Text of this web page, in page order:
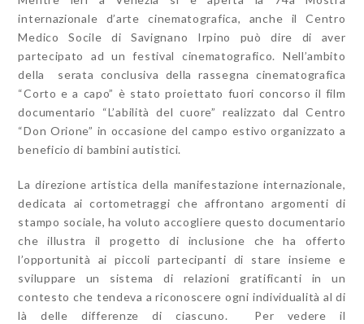
internazionale d’arte cinematografica, anche il Centro
Medico Socile di Savignano Irpino può dire di aver
partecipato ad un festival cinematografico. Nell’ambito
della serata conclusiva della rassegna cinematografica
“Corto e a capo” è stato proiettato fuori concorso il film
documentario “L’abilità del cuore” realizzato dal Centro
“Don Orione” in occasione del campo estivo organizzato a
beneficio di bambini autistici.
La direzione artistica della manifestazione internazionale,
dedicata ai cortometraggi che affrontano argomenti di
stampo sociale, ha voluto accogliere questo documentario
che illustra il progetto di inclusione che ha offerto
l’opportunità ai piccoli partecipanti di stare insieme e
sviluppare un sistema di relazioni gratificanti in un
contesto che tendeva a riconoscere ogni individualità al di
là delle differenze di ciascuno. Per vedere il